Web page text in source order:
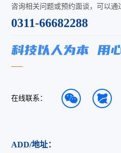
咨询相关问题或预约面谈，可以通
0311-66682288
在线联系：
ADD/地址：